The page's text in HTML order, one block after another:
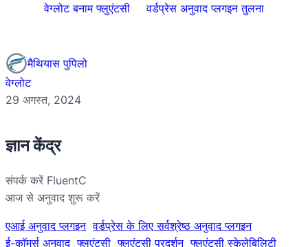
वेग्लोट बनाम फ्लुएंटसी
वर्डप्रेस अनुवाद प्लगइन तुलना
मैथियास पुपिलो
वेग्लोट
29 अगस्त, 2024
ज्ञान केंद्र
संपर्क करें FluentC
आज से अनुवाद शुरू करें
एआई अनुवाद प्लगइन वर्डप्रेस के लिए सर्वश्रेष्ठ अनुवाद प्लगइन
ई-कॉमर्स अनुवाद फ्लुएंटसी फ्लुएंटसी प्रदर्शन फ्लुएंटसी स्केलेबिलिटी